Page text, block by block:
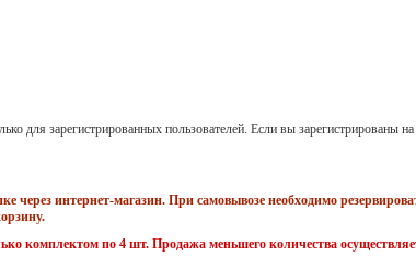
для зарегистрированных пользователей. Если вы зарегистрированы
через интернет-магазин. При самовывозе необходимо
комплектом по 4 шт. Продажа меньшего количества